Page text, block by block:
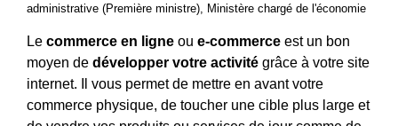
administrative (Première ministre), Ministère chargé de l'économie
Le commerce en ligne ou e-commerce est un bon
moyen de développer votre activité grâce à votre site
internet. Il vous permet de mettre en avant votre
commerce physique, de toucher une cible plus large et